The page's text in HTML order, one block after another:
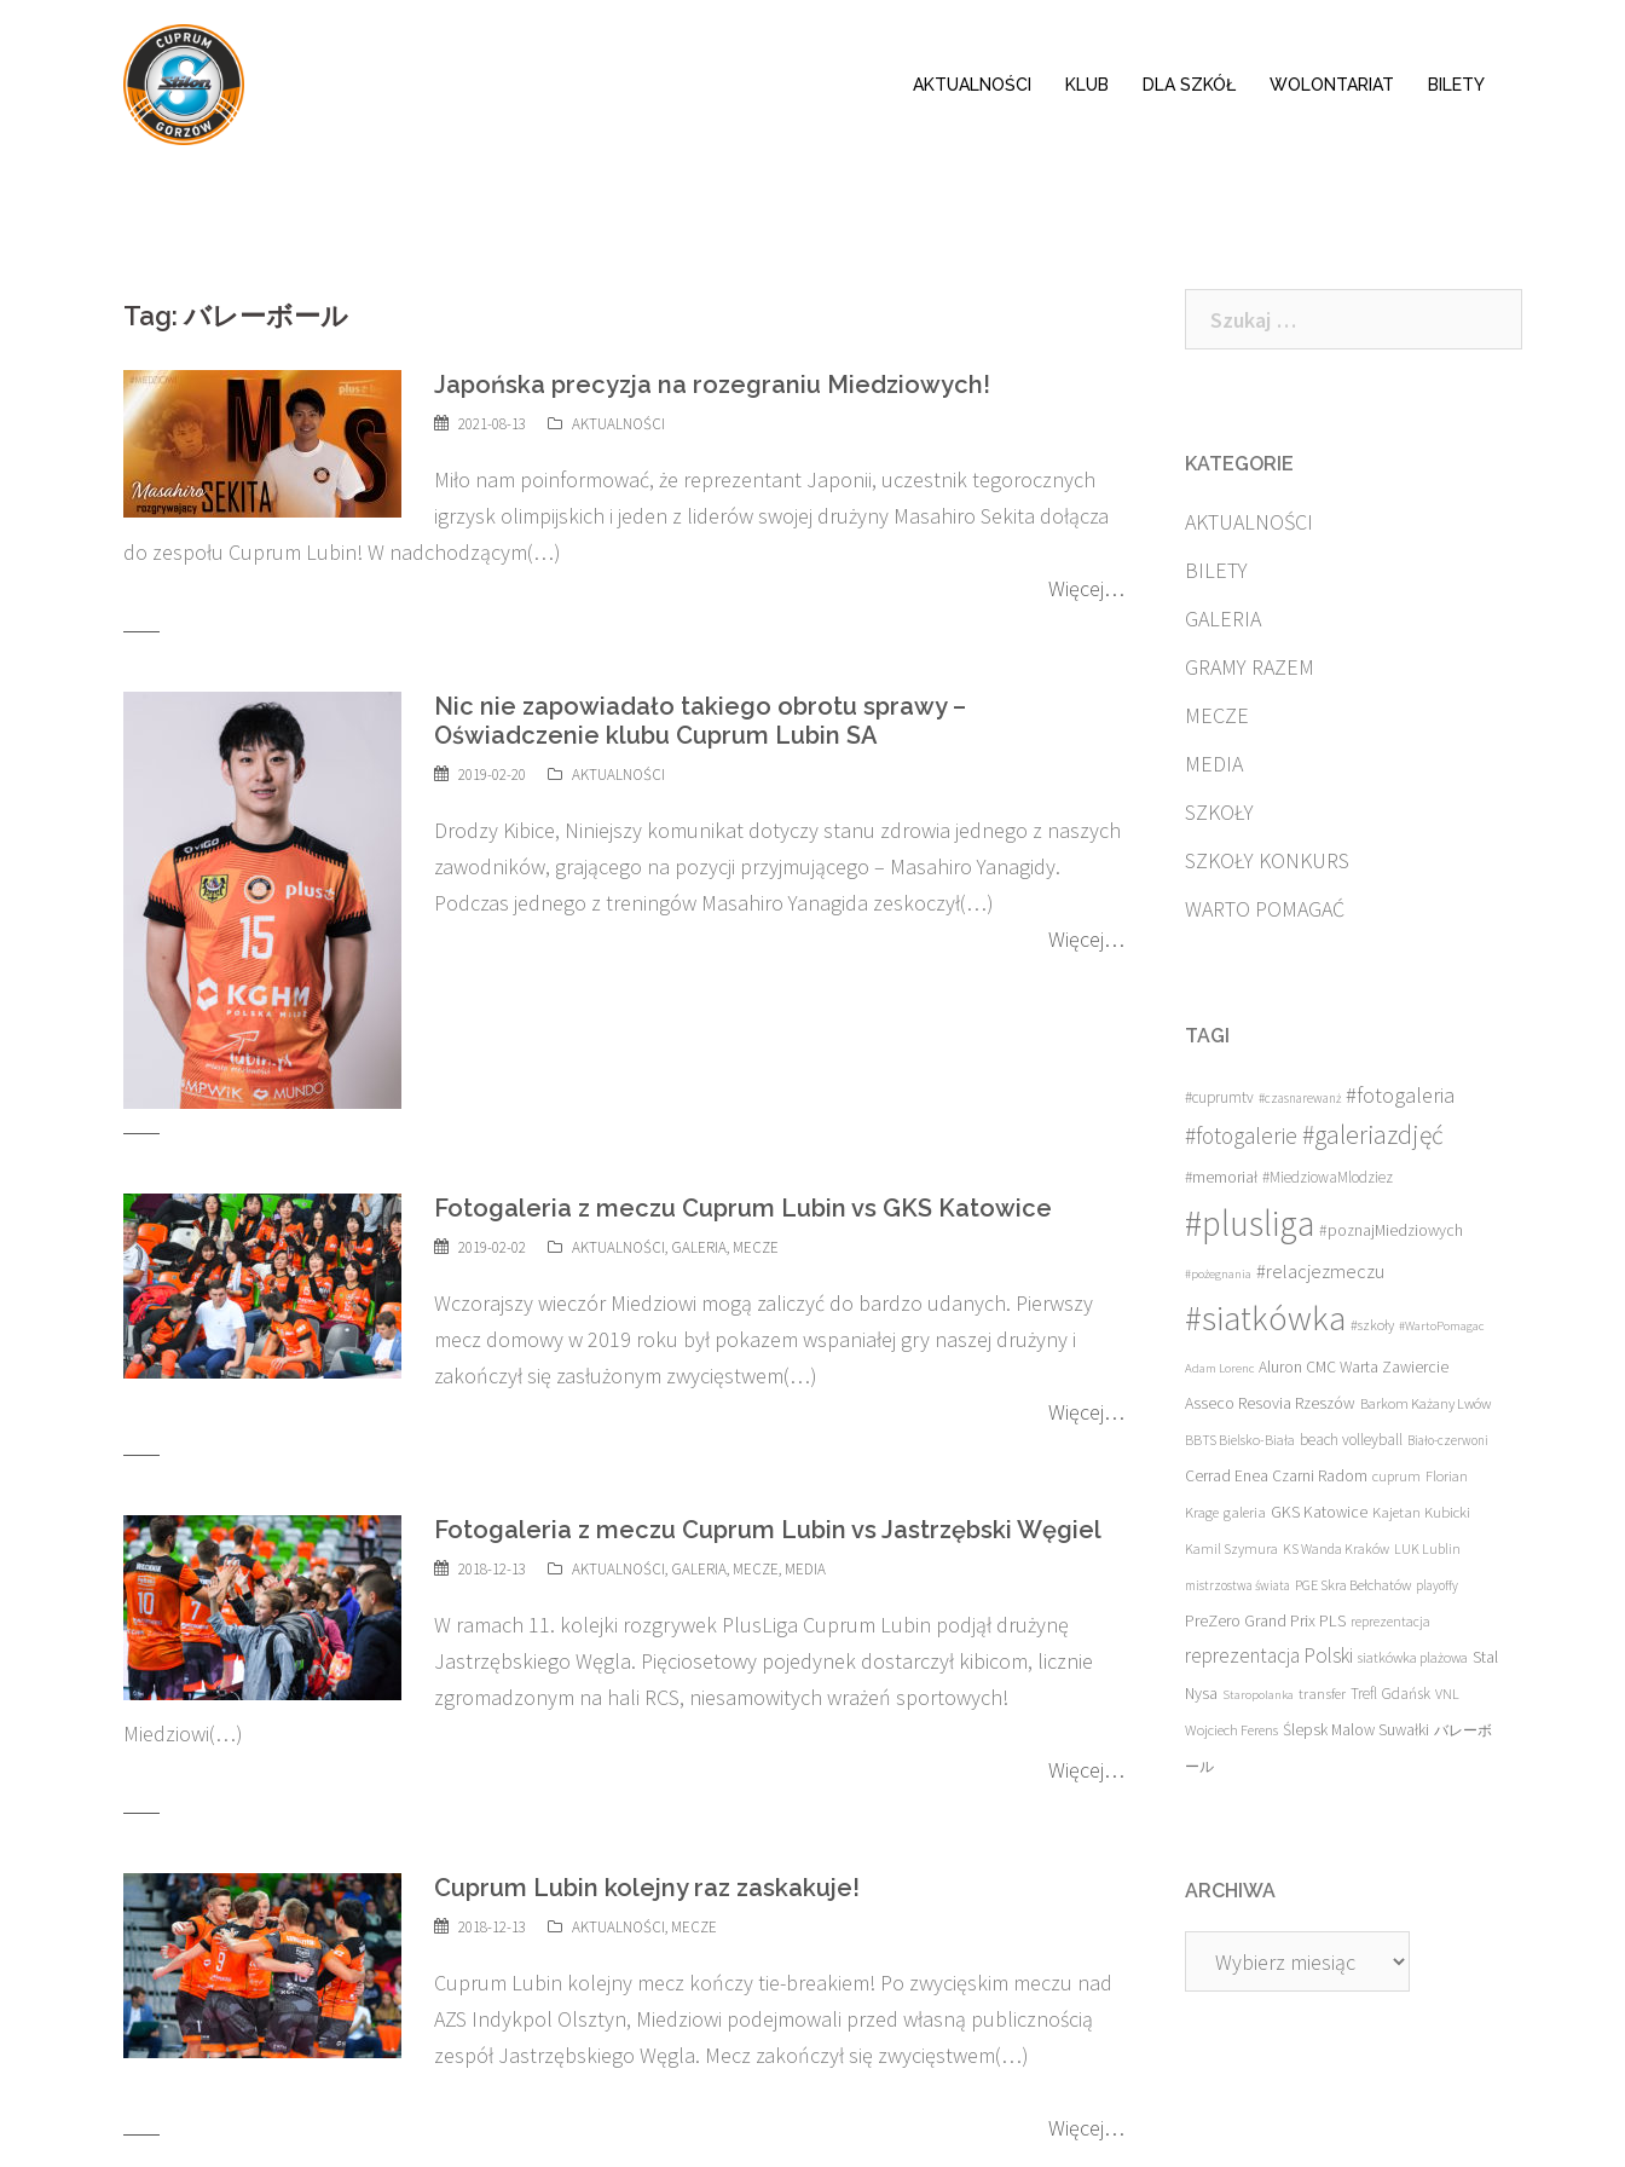
AKTUALNOŚCI KLUB DLA SZKÓŁ WOLONTARIAT BILETY
Tag:バレーボール
Japońska precyzja na rozegraniu Miedziowych!
2021-08-13 AKTUALNOŚCI
Miło nam poinformować, że reprezentant Japonii, uczestnik tegorocznych
igrzysk olimpijskich i jeden z liderów swojej drużyny Masahiro Sekita dołącza
do zespołu Cuprum Lubin! W nadchodzącym(…)
Więcej…
Nic nie zapowiadało takiego obrotu sprawy –
Oświadczenie klubu Cuprum Lubin SA
2019-02-20 AKTUALNOŚCI
Drodzy Kibice, Niniejszy komunikat dotyczy stanu zdrowia jednego z naszych
zawodników, grającego na pozycji przyjmującego – Masahiro Yanagidy.
Podczas jednego z treningów Masahiro Yanagida zeskoczył(…)
Więcej…
Fotogaleria z meczu Cuprum Lubin vs GKS Katowice
2019-02-02 AKTUALNOŚCI, GALERIA, MECZE
Wczorajszy wieczór Miedziowi mogą zaliczyć do bardzo udanych. Pierwszy
mecz domowy w 2019 roku był pokazem wspaniałej gry naszej drużyny i
zakończył się zasłużonym zwycięstwem(…)
Więcej…
Fotogaleria z meczu Cuprum Lubin vs Jastrzębski Węgiel
2018-12-13 AKTUALNOŚCI, GALERIA, MECZE, MEDIA
W ramach 11. kolejki rozgrywek PlusLiga Cuprum Lubin podjął drużynę
Jastrzębskiego Węgla. Pięciosetowy pojedynek dostarczył kibicom, licznie
zgromadzonym na hali RCS, niesamowitych wrażeń sportowych!
Miedziowi(…)
Więcej…
Cuprum Lubin kolejny raz zaskakuje!
2018-12-13 AKTUALNOŚCI, MECZE
Cuprum Lubin kolejny mecz kończy tie-breakiem! Po zwycięskim meczu nad
AZS Indykpol Olsztyn, Miedziowi podejmowali przed własną publicznością
zespół Jastrzębskiego Węgla. Mecz zakończył się zwycięstwem(…)
Więcej…
Szukaj:
KATEGORIE
AKTUALNOŚCI
BILETY
GALERIA
GRAMY RAZEM
MECZE
MEDIA
SZKOŁY
SZKOŁY KONKURS
WARTO POMAGAĆ
TAGI
#cuprumtv #czasnarewanż #fotogaleria
#fotogalerie #galeriazdjęć
#memoriał #MiedziowaMlodziez
#plusliga #poznajMiedziowych
#pożegnania #relacjezmeczu
#siatkówka #szkoły #WartoPomagac
Adam Lorenc Aluron CMC Warta Zawiercie
Asseco Resovia Rzeszów Barkom Każany Lwów
BBTS Bielsko-Biała beach volleyball Biało-czerwoni
Cerrad Enea Czarni Radom cuprum Florian
Krage galeria GKS Katowice Kajetan Kubicki
Kamil Szymura KS Wanda Kraków LUK Lublin
mistrzostwa świata PGE Skra Bełchatów playoffy
PreZero Grand Prix PLS reprezentacja
reprezentacja Polski siatkówka plażowa Stal
Nysa Staropolanka transfer Trefl Gdańsk VNL
Wojciech Ferens Ślepsk Malow Suwałki バレーボ
ール
ARCHIWA
Archiwa